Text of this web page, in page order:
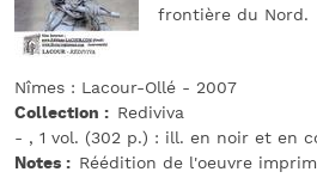
frontière du Nord.
Nîmes : Lacour-Ollé - 2007
Collection
Rediviva
- , 1 vol. (302 p.) : ill. en noir et en
Notes
Réédition de l'oeuvre